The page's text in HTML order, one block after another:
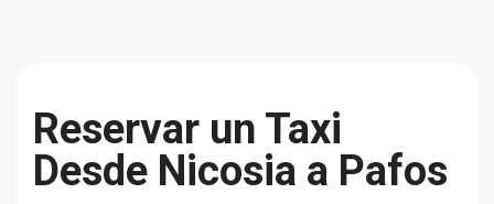
Reservar un Taxi
Desde Nicosia a Pafos